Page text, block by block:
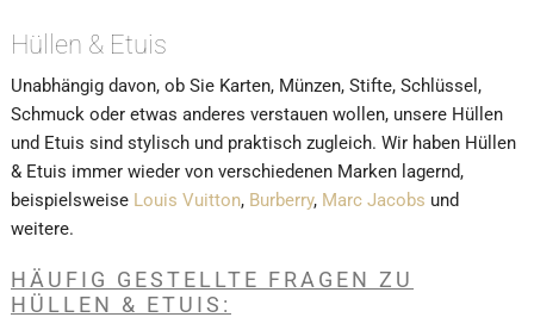
Hüllen & Etuis
Unabhängig davon, ob Sie Karten, Münzen, Stifte, Schlüssel,
Schmuck oder etwas anderes verstauen wollen, unsere Hüllen
und Etuis sind stylisch und praktisch zugleich. Wir haben Hüllen
& Etuis immer wieder von verschiedenen Marken lagernd,
beispielsweise Louis Vuitton, Burberry, Marc Jacobs und
weitere.
HÄUFIG GESTELLTE FRAGEN ZU
HÜLLEN & ETUIS: